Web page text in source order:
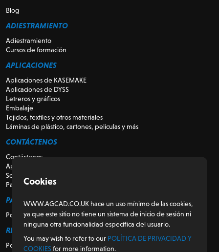
Blog
ADIESTRAMIENTO
Adiestramiento
Cursos de formación
APLICACIONES
Aplicaciones de KASEMAKE
Aplicaciones de DYSS
Letreros y gráficos
Embalaje
Tejidos, textiles y otros materiales
Láminas de plástico, cartones, películas y más
CONTÁCTENOS
Contáctenos
Apoyo
Sobre nosotros
Para revendedores
PARA LOS CLIENTES
Portal del cliente
REGULADOR
Política de privacidad y cookies
Cookies
WWW.AGCAD.CO.UK hace un uso mínimo de las cookies,
ya que este sitio no tiene un sistema de inicio de sesión ni
ninguna otra funcionalidad específica del usuario.
You may wish to refer to our POLÍTICA DE PRIVACIDAD Y
COOKIES for more information.